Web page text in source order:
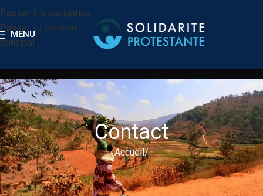
Passer à la navigation
Passer au contenu
principal
MENU
Contact
Accueil